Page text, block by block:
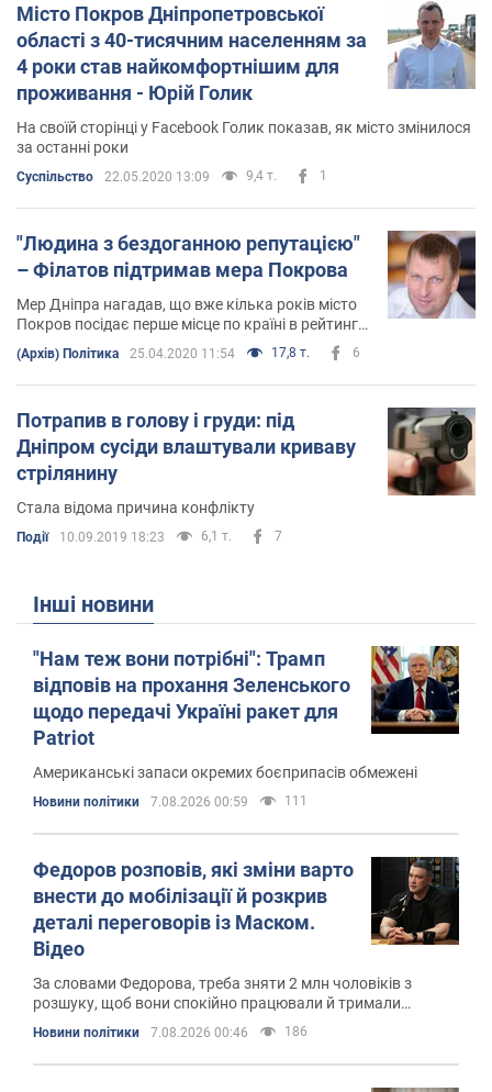
Місто Покров Дніпропетровської
області з 40-тисячним населенням за
4 роки став найкомфортнішим для
проживання - Юрій Голик
На своїй сторінці у Facebook Голик показав, як місто змінилося
за останні роки
Суспільство 22.05.2020 13:09 9,4 т. 1
"Людина з бездоганною репутацією"
– Філатов підтримав мера Покрова
Мер Дніпра нагадав, що вже кілька років місто
Покров посідає перше місце по країні в рейтингу
прозорості влади
(Архів) Політика 25.04.2020 11:54 17,8 т. 6
Потрапив в голову і груди: під
Дніпром сусіди влаштували криваву
стрілянину
Стала відома причина конфлікту
Події 10.09.2019 18:23 6,1 т. 7
Інші новини
"Нам теж вони потрібні": Трамп
відповів на прохання Зеленського
щодо передачі Україні ракет для
Patriot
Американські запаси окремих боєприпасів обмежені
Новини політики 7.08.2026 00:59 111
Федоров розповів, які зміни варто
внести до мобілізації й розкрив
деталі переговорів із Маском.
Відео
За словами Федорова, треба зняти 2 млн чоловіків з
розшуку, щоб вони спокійно працювали й тримали
Новини політики 7.08.2026 00:46 186